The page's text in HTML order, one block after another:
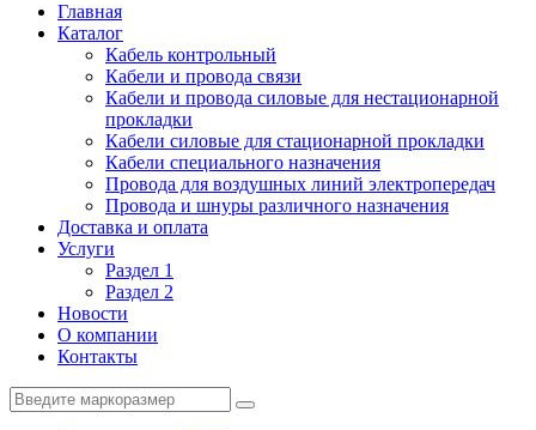
Главная
Каталог
Кабель контрольный
Кабели и провода связи
Кабели и провода силовые для нестационарной
прокладки
Кабели силовые для стационарной прокладки
Кабели специального назначения
Провода для воздушных линий электропередач
Провода и шнуры различного назначения
Доставка и оплата
Услуги
Раздел 1
Раздел 2
Новости
О компании
Контакты